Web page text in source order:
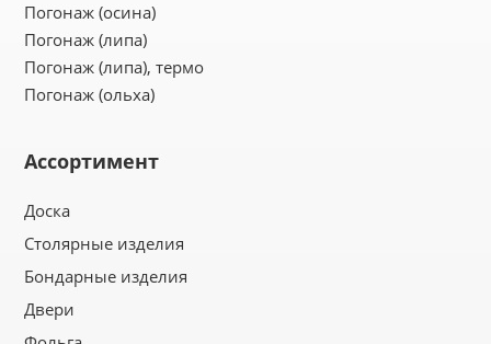
Погонаж (осина)
Погонаж (липа)
Погонаж (липа), термо
Погонаж (ольха)
Ассортимент
Доска
Столярные изделия
Бондарные изделия
Двери